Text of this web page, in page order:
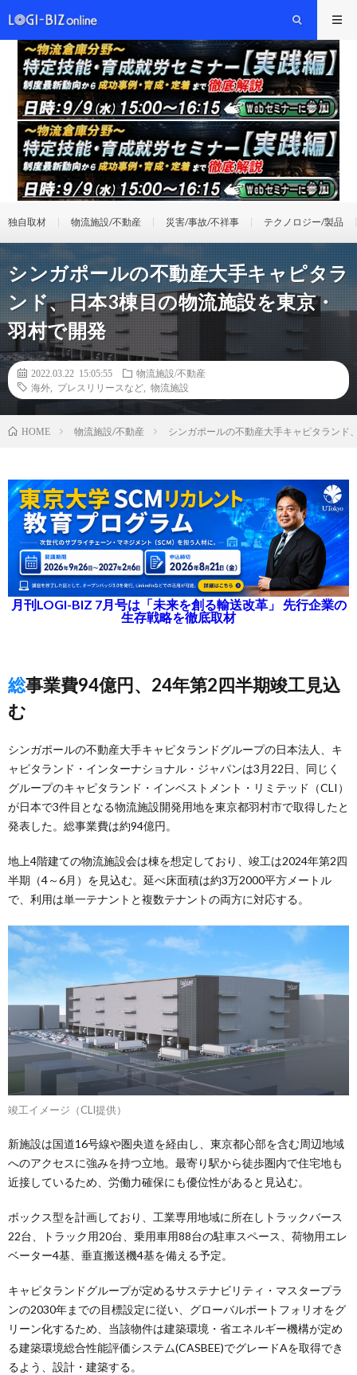
独自取材 物流施設/不動産 災害/事故/不祥事 テクノロジー/製品
シンガポールの不動産大手キャピタラ
ンド、日本3棟目の物流施設を東京・
羽村で開発
2022.03.22 15:05:55
物流施設/不動産
海外
プレスリリースなど 物流施設
HOME 物流施設/不動産 シンガポールの不動産大手キャピタランド
月刊LOGI-BIZ 7月号は「未来を創る輸送改革」 先行企業の
生存戦略を徹底取材
総事業費94億円、24年第2四半期竣工見込
む
シンガポールの不動産大手キャピタランドグループの日本法人、キ
ャピタランド・インターナショナル・ジャパンは3月22日、同じく
グループのキャピタランド・インベストメント・リミテッド（CLI）
が日本で3件目となる物流施設開発用地を東京都羽村市で取得したと
発表した。総事業費は約94億円。
地上4階建ての物流施設会は棟を想定しており、竣工は2024年第2四
半期（4～6月）を見込む。延べ床面積は約3万2000平方メートル
で、利用は単一テナントと複数テナントの両方に対応する。
竣工イメージ（CLI提供）
新施設は国道16号線や圏央道を経由し、東京都心部を含む周辺地域
へのアクセスに強みを持つ立地。最寄り駅から徒歩圏内で住宅地も
近接しているため、労働力確保にも優位性があると見込む。
ボックス型を計画しており、工業専用地域に所在しトラックバース
22台、トラック用20台、乗用車用88台の駐車スペース、荷物用エレ
ベーター4基、垂直搬送機4基を備える予定。
キャピタランドグループが定めるサステナビリティ・マスタープラ
ンの2030年までの目標設定に従い、グローバルポートフォリオをグ
リーン化するため、当該物件は建築環境・省エネルギー機構が定め
る建築環境総合性能評価システム(CASBEE)でグレードAを取得でき
るよう、設計・建築する。